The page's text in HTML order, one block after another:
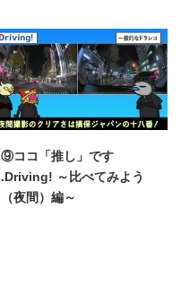
⑨ココ「推し」です
.Driving! ～比べてみよう
（夜間）編～